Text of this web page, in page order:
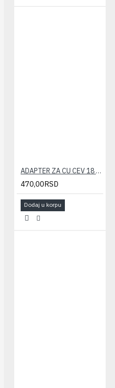
ADAPTER ZA CU CEV 18 CALEFFI
470,00RSD
Dodaj u korpu